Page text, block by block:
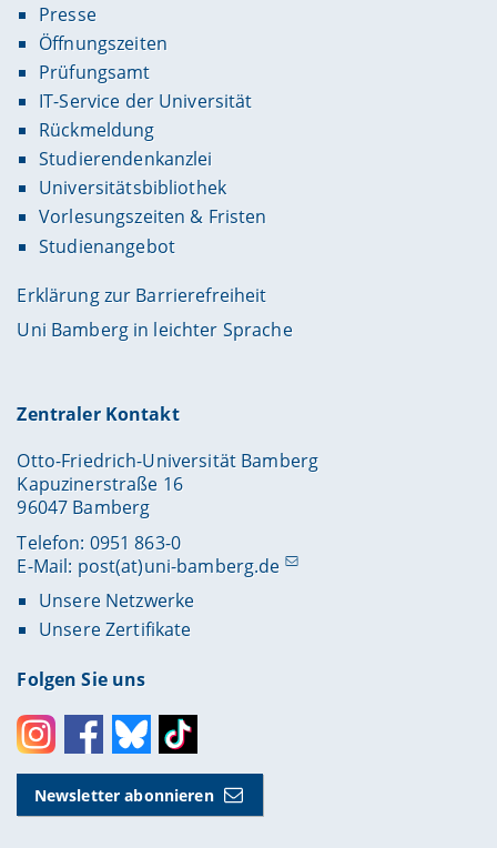
Presse
Öffnungszeiten
Prüfungsamt
IT-Service der Universität
Rückmeldung
Studierendenkanzlei
Universitätsbibliothek
Vorlesungszeiten & Fristen
Studienangebot
Erklärung zur Barrierefreiheit
Uni Bamberg in leichter Sprache
Zentraler Kontakt
Otto-Friedrich-Universität Bamberg
Kapuzinerstraße 16
96047 Bamberg
Telefon: 0951 863-0
E-Mail: post(at)uni-bamberg.de
Unsere Netzwerke
Unsere Zertifikate
Folgen Sie uns
InstagramFacebookBlueskyToktok
Newsletter abonnieren